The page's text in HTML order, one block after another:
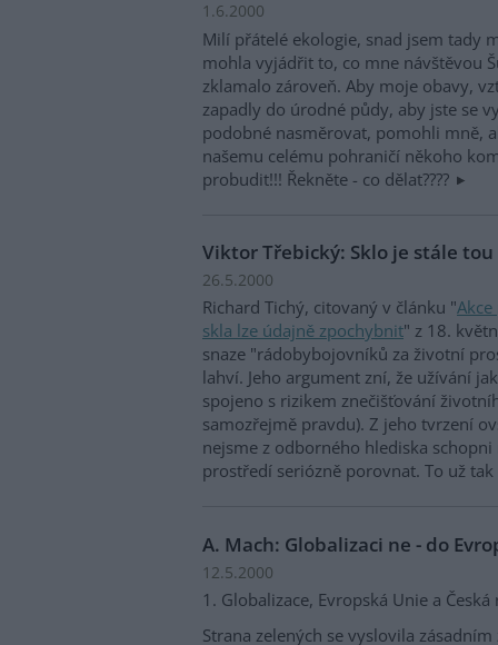
1.6.2000
Milí přátelé ekologie, snad jsem tady
mohla vyjádřit to, co mne návštěvou
zklamalo zároveň. Aby moje obavy,
zapadly do úrodné půdy, aby jste se
podobné nasměrovat, pomohli mně,
našemu celému pohraničí někoho
probudit!!! Řekněte - co dělat????
Viktor Třebický: Sklo je stále
26.5.2000
Richard Tichý, citovaný v článku "
skla lze údajně zpochybnit" z 18.
snaze "rádobybojovníků za životní
lahví. Jeho argument zní, že užívání
spojeno s rizikem znečišťování
samozřejmě pravdu). Z jeho tvrzení
nejsme z odborného hlediska
prostředí seriózně porovnat. To už
A. Mach: Globalizaci ne - do
12.5.2000
1. Globalizace, Evropská Unie a
Strana zelených se vyslovila